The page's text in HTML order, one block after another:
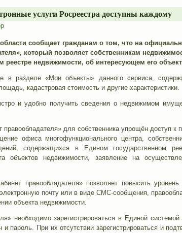
услуги Росреестра доступны каждому
сообщает гражданам о том, что на
который позволяет собственникам
недвижимости, об интересующем его
в разделе «Мои объекты» данного сервиса,
кадастровая стоимость и другие характеристики.
и удобно получить сведения о недвижимом
для собственника упрощён доступ к
офиса многофункционального центра,
содержащихся в Едином государственном
объектов недвижимости, заявление на
правообладателя» позволяет повысить
почту или в виде СМС-сообщения,
объекта недвижимости.
необходимо зарегистрироваться в Единой
и пароль. При их отсутствии зарегистрироваться и